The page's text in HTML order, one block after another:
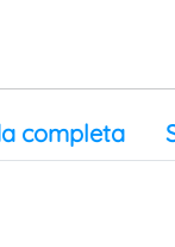
completa